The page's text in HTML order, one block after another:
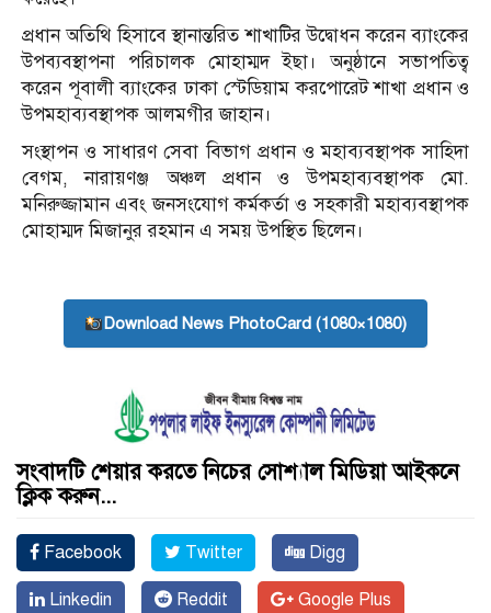
প্রধান অতিথি হিসাবে স্থানান্তরিত শাখাটির উদ্বোধন করেন ব্যাংকের
উপব্যবস্থাপনা পরিচালক মোহাম্মদ ইছা। অনুষ্ঠানে সভাপতিত্ব
করেন পূবালী ব্যাংকের ঢাকা স্টেডিয়াম করপোরেট শাখা প্রধান ও
উপমহাব্যবস্থাপক আলমগীর জাহান।
সংস্থাপন ও সাধারণ সেবা বিভাগ প্রধান ও মহাব্যবস্থাপক সাহিদা
বেগম, নারায়ণঞ্জ অঞ্চল প্রধান ও উপমহাব্যবস্থাপক মো.
মনিরুজ্জামান এবং জনসংযোগ কর্মকর্তা ও সহকারী মহাব্যবস্থাপক
মোহাম্মদ মিজানুর রহমান এ সময় উপস্থিত ছিলেন।
Download News PhotoCard (1080×1080)
সংবাদটি শেয়ার করতে নিচের সোশ্যাল মিডিয়া আইকনে
ক্লিক করুন...
Facebook Twitter Digg
Linkedin Reddit Google Plus